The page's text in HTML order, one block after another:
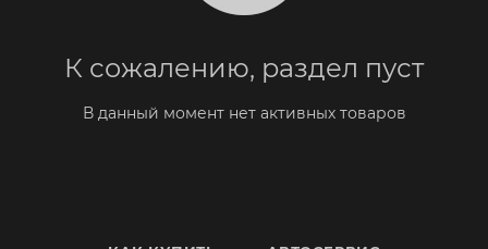
К сожалению, раздел пуст
В данный момент нет активных товаров